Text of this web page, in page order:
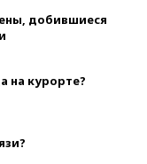
добившиеся
на курорте?